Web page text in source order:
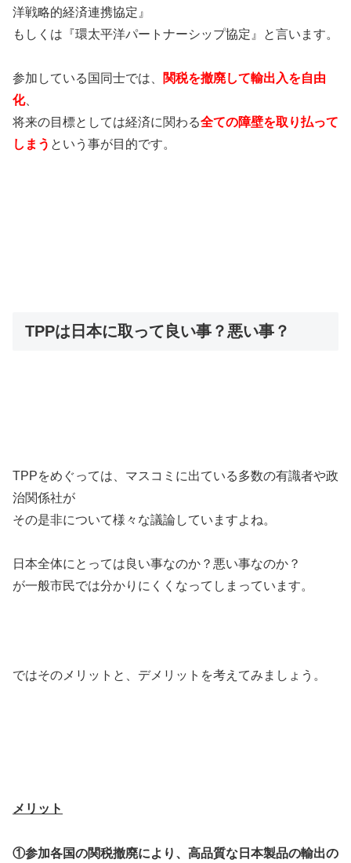
洋戦略的経済連携協定』
もしくは『環太平洋パートナーシップ協定』と言います。
参加している国同士では、
関税を撤廃して輸出入を自由
化、
将来の目標としては経済に関わる全ての障壁を取り払って
しまう という事が目的です。
TPPは日本に取って良い事？悪い事？
TPPをめぐっては、マスコミに出ている多数の有識者や政
治関係社が
その是非について様々な議論していますよね。
日本全体にとっては良い事なのか？悪い事なのか？
が一般市民では分かりにくくなってしまっています。
ではそのメリットと、デメリットを考えてみましょう。
メリット
①参加各国の関税撤廃により、高品質な日本製品の輸出の